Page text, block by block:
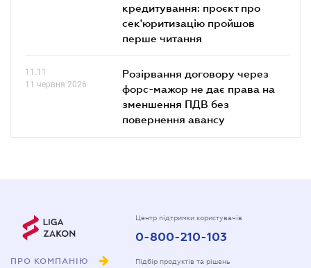
кредитування: проєкт про
сек'юритизацію пройшов
перше читання
11.11
11 червня 2026
Розірвання договору через
форс-мажор не дає права на
зменшення ПДВ без
повернення авансу
ПРО КОМПАНІЮ
Центр підтримки користувачів
0-800-210-103
Підбір продуктів та рішень